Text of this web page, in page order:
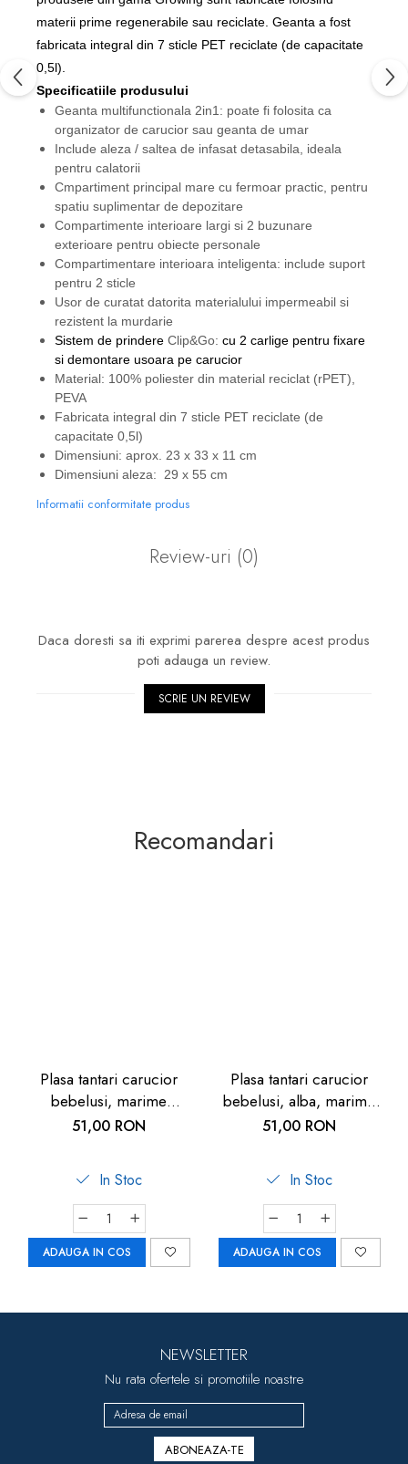
materii prime regenerabile sau reciclate. Geanta a fost
fabricata integral din 7 sticle PET reciclate (de capacitate
0,5l).
Specificatiile produsului
Geanta multifunctionala 2in1: poate fi folosita ca
organizator de carucior sau geanta de umar
Include aleza / saltea de infasat detasabila, ideala
pentru calatorii
Cmpartiment principal mare cu fermoar practic, pentru
spatiu suplimentar de depozitare
Compartimente interioare largi si 2 buzunare
exterioare pentru obiecte personale
Compartimentare interioara inteligenta: include suport
pentru 2 sticle
Usor de curatat datorita materialului impermeabil si
rezistent la murdarie
Sistem de prindere Clip&Go: cu 2 carlige pentru fixare
si demontare usoara pe carucior
Material: 100% poliester din material reciclat (rPET),
PEVA
Fabricata integral din 7 sticle PET reciclate (de
capacitate 0,5l)
Dimensiuni: aprox. 23 x 33 x 11 cm
Dimensiuni aleza: 29 x 55 cm
Informatii conformitate produs
Review-uri (0)
Daca doresti sa iti exprimi parerea despre acest produs
poti adauga un review.
SCRIE UN REVIEW
Recomandari
Plasa tantari carucior
bebelusi, marime
universala, neagra, Reer
51,00 RON
In Stoc
ADAUGA IN COS
Plasa tantari carucior
bebelusi, alba, marime
universala, Reer BiteSafe
51,00 RON
In Stoc
ADAUGA IN COS
NEWSLETTER
Nu rata ofertele si promotiile noastre